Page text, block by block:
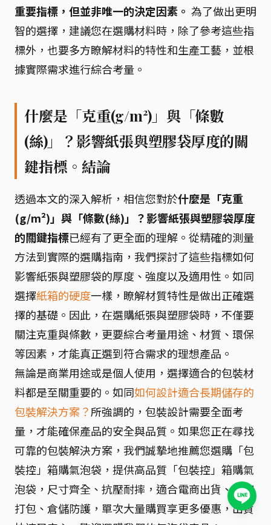
重要指標，但並非唯一的決定因素。 為了做出更明
智的選擇，建議您在選購材料時，除了參考這些指
標外，也要多方瞭解材料的特性和生產工藝，並根
據實際需求進行綜合考量。
什麼是「克重(g/m²)」與「條數
(絲)」？影響紙張與塑膠袋厚度的關
鍵指標。結論
透過本文的深入解析，相信您對於什麼是「克重
(g/m²)」與「條數(絲)」？影響紙張與塑膠袋厚度
的關鍵指標已經有了更全面的理解。從精確的測量
方法到實際的選購指南，我們探討了這些指標如何
影響紙張與塑膠袋的厚度、強度以及適用性。如同
選擇紙箱的硬度一樣，瞭解材質特性是做出正確選
擇的基礎。因此，在選購紙張與塑膠袋時，不僅要
關注克重與條數，更要綜合考量用途、材質、環保
等因素，才能真正選到符合需求的理想產品。
無論是商業用途或是個人使用，選擇適合的包裝材
料都是至關重要的。如同如何設計適合長期儲存的
包裝解決方案？所強調的，包裝設計需要全面考
量，才能確保產品的安全與品質。如果您正在尋找
可靠的包裝解決方案，我們誠摯地推薦您選購「包
裝控」箱購氣泡袋，提供高品質「包裝控」箱購氣
泡袋，尺寸齊全、抗壓耐摔，適合電商出貨、搬家
打包、倉儲防護，單次大量購買享更多優惠，出貨